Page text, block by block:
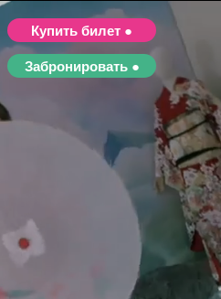
Купить билет ●
Забронировать ●